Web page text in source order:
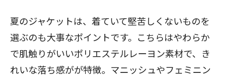
夏のジャケットは、着ていて堅苦しくないものを
選ぶのも大事なポイントです。こちらはやわらか
で肌触りがいいポリエステルレーヨン素材で、き
れいな落ち感がが特徴。マニッシュやフェミニン